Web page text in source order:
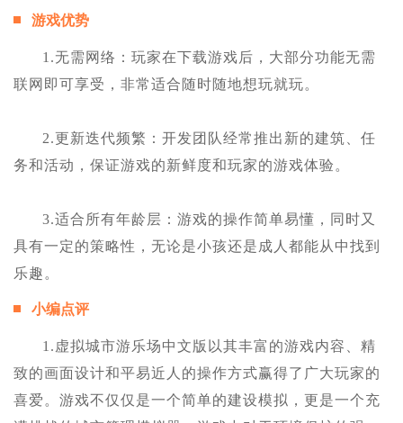
游戏优势
1.无需网络：玩家在下载游戏后，大部分功能无需
联网即可享受，非常适合随时随地想玩就玩。
2.更新迭代频繁：开发团队经常推出新的建筑、任
务和活动，保证游戏的新鲜度和玩家的游戏体验。
3.适合所有年龄层：游戏的操作简单易懂，同时又
具有一定的策略性，无论是小孩还是成人都能从中找到
乐趣。
小编点评
1.虚拟城市游乐场中文版以其丰富的游戏内容、精
致的画面设计和平易近人的操作方式赢得了广大玩家的
喜爱。游戏不仅仅是一个简单的建设模拟，更是一个充